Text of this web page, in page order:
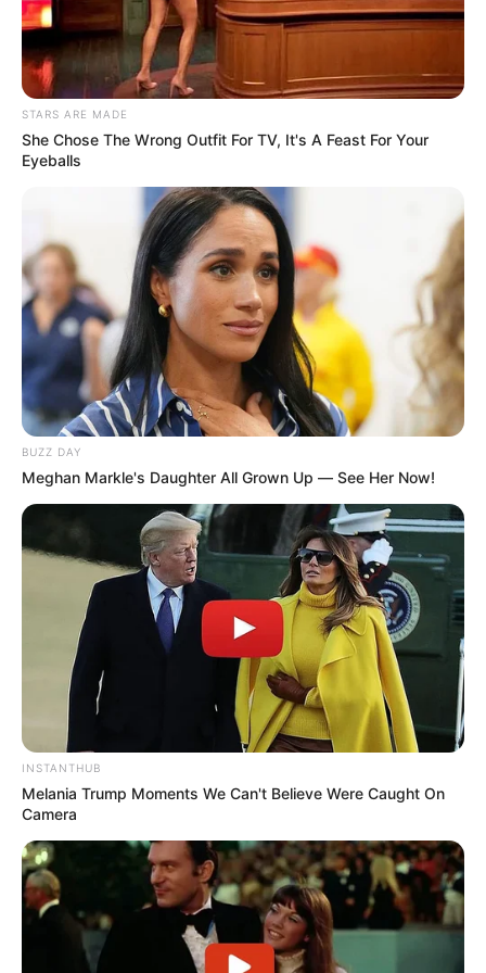
pera y banano.
Alimentos que bajaron de precio
Ajo rosadoatado de $65.000 a $60.000,apiodocena de
$15.000 a $14.000, arveja verde en vaina bulto de
$300.000 a 270.000, brócoli docena de $80.000 a
$60.000, cebolla cabezona blanca bulto de $150.000 a
$140.000, espinaca atado de $20.000 a $16.000,haba
bulto de $100.000 a $90.000, rábano rojo atado de
$10.000 a $6.000,
remolacha bulto de $120.000 a
$100.000, tomate chonto kilo de $4.500 a $4.000, tomate
larga vida kilo de $6.000 a $5.000,papa criollabulto de
Le puede interesar:
llegada de Jhon Poulous a Colombia
Los alimentos que se han mantenido estables en las
últimas horas son:
arrozde primera bulto 50 Kilogramos
$195.000, arroz de segunda bulto 50 kilogramos
STARS ARE MADE
She Chose The Wrong Outfit For TV, It's A Feast For Your
Eyeballs
BUZZ DAY
Meghan Markle's Daughter All Grown Up — See Her Now!
INSTANTHUB
Melania Trump Moments We Can't Believe Were Caught On
Camera